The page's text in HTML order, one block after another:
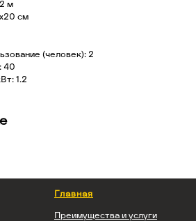
м
см
(человек): 2
40
1.2
Главная
Преимущества и услуги